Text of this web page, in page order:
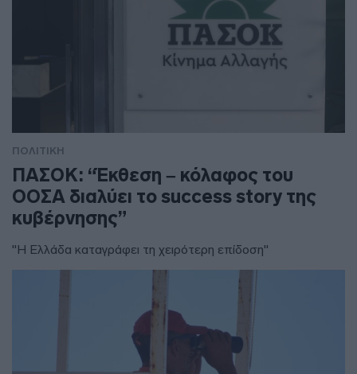
ΠΟΛΙΤΙΚΗ
ΠΑΣΟΚ: “Έκθεση – κόλαφος του
ΟΟΣΑ διαλύει το success story της
κυβέρνησης”
"Η Ελλάδα καταγράφει τη χειρότερη επίδοση"